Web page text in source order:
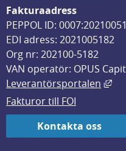
Fakturaadress
PEPPOL ID:
EDI adress: 2021005182
Org nr: 202100-5182
VAN operatör: OPUS
Leverantörsportalen
Fakturor till FOI
Kontakta oss